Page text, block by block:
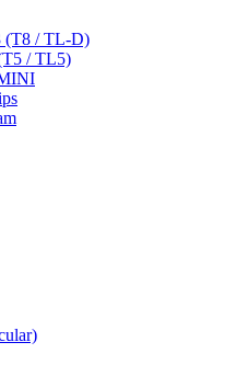
(T8 / TL-D)
/ TL5)